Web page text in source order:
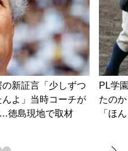
新証言「少しずつ
よ」当時コーチが
徳島現地で取材
PL学
たの
「ほ